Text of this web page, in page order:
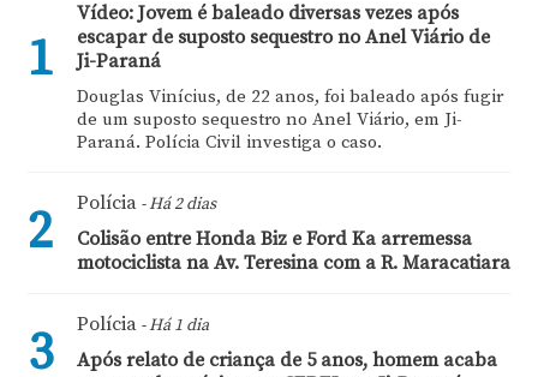
1
Vídeo: Jovem é baleado diversas vezes após
escapar de suposto sequestro no Anel Viário de
Ji-Paraná
Douglas Vinícius, de 22 anos, foi baleado após fugir
de um suposto sequestro no Anel Viário, em Ji-
Paraná. Polícia Civil investiga o caso.
2 Polícia- Há 2 dias
Colisão entre Honda Biz e Ford Ka arremessa
motociclista na Av. Teresina com a R. Maracatiara
3 Polícia- Há 1 dia
Após relato de criança de 5 anos, homem acaba